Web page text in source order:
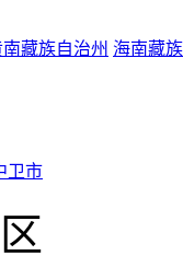
藏族自治州 海南藏
卫市